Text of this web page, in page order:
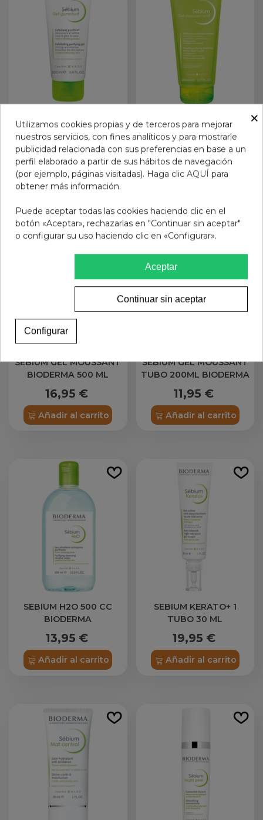
100 ML BIODERMA
14,95 €
Añadir al carrito
ACTIF 1 TUBO 200 ML
12,95 €
Añadir al carrito
SEBIUM GEL MOUSSANT
BIODERMA 500 ML
16,95 €
Añadir al carrito
SEBIUM GEL MOUSSANT
TUBO 200ML BIODERMA
11,95 €
Añadir al carrito
SEBIUM H2O 500 CC
BIODERMA
13,95 €
Añadir al carrito
SEBIUM KERATO+ 1
TUBO 30 ML
19,95 €
Añadir al carrito
×
Utilizamos cookies propias y de terceros para mejorar
nuestros servicios, con fines analíticos y para mostrarle
publicidad relacionada con sus preferencias en base a un
perfil elaborado a partir de sus hábitos de navegación
(por ejemplo, páginas visitadas). Haga clic AQUÍ para
obtener más información.
Puede aceptar todas las cookies haciendo clic en el
botón «Aceptar», rechazarlas en "Continuar sin aceptar"
o configurar su uso haciendo clic en «Configurar».
Aceptar
Continuar sin aceptar
Configurar